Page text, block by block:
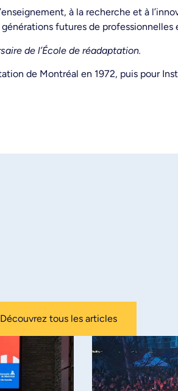
à la recherche et à
futures de professionnelles
de l’École de réadaptation.
de Montréal en 1972, puis pour
Découvrez tous les articles